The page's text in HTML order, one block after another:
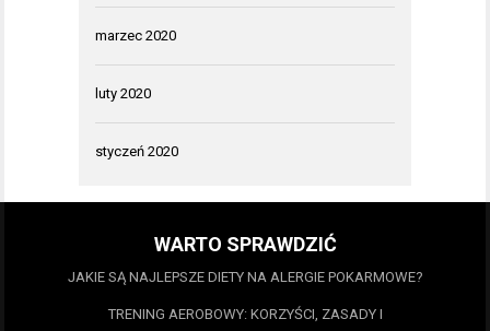
marzec 2020
luty 2020
styczeń 2020
WARTO SPRAWDZIĆ
JAKIE SĄ NAJLEPSZE DIETY NA ALERGIE POKARMOWE?
TRENING AEROBOWY: KORZYŚCI, ZASADY I